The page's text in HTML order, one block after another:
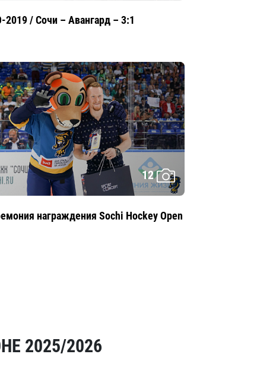
2019 / Сочи – Авангард – 3:1
12
награждения Sochi Hockey Open
2025/2026